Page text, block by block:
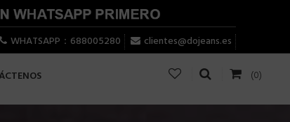
WHATSAPP：688005280 clientes@dojeans.es
(0)